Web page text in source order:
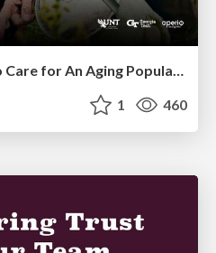
Leveraging Curiosity to Care for An Aging Population
1 460